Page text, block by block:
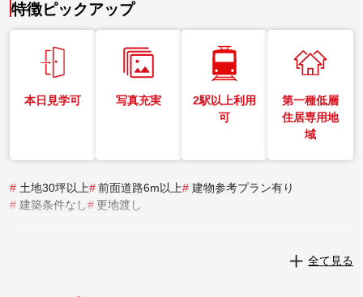
特徴ピックアップ
本日見学可 写真充実
2駅以上利用
可
第一種低層
住居専用地
域
# 土地30坪以上# 前面道路6m以上# 建物参考プラン有り
# 建築条件なし# 更地渡し
全て見る